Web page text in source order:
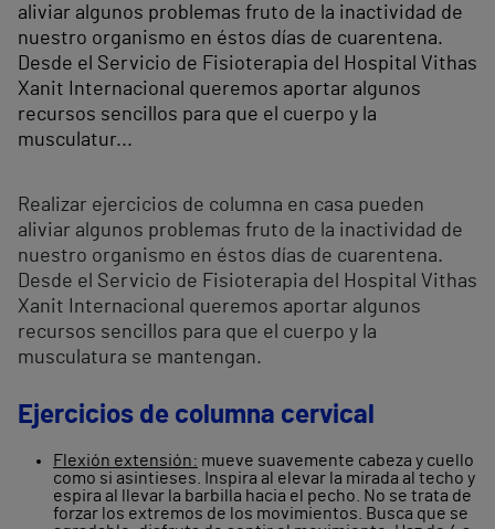
aliviar algunos problemas fruto de la inactividad de
nuestro organismo en éstos días de cuarentena.
Desde el Servicio de Fisioterapia del Hospital Vithas
Xanit Internacional queremos aportar algunos
recursos sencillos para que el cuerpo y la
musculatur...
Realizar ejercicios de columna en casa pueden
aliviar algunos problemas fruto de la inactividad de
nuestro organismo en éstos días de cuarentena.
Desde el Servicio de Fisioterapia del Hospital Vithas
Xanit Internacional queremos aportar algunos
recursos sencillos para que el cuerpo y la
musculatura se mantengan.
Ejercicios de columna cervical
Flexión extensión: mueve suavemente cabeza y cuello
como si asintieses. Inspira al elevar la mirada al techo y
espira al llevar la barbilla hacia el pecho. No se trata de
forzar los extremos de los movimientos. Busca que se